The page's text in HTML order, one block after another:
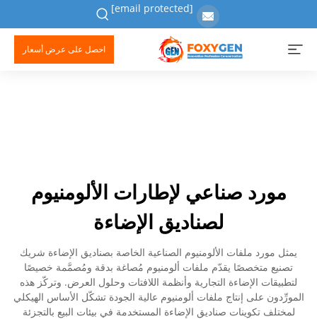
[email protected]
احصل على عرض أسعار
مورد صناعي لإطارات الألومنيوم
لصناديق الإضاءة
يمثل مورد ملفات الألومنيوم الصناعية الخاصة بصناديق الإضاءة شريك
تصنيع متخصصًا يقدّم ملفات ألومنيوم مُصاغة بدقة ومُصمَّمة خصيصًا
لتطبيقات الإضاءة التجارية وأنظمة اللافتات وحلول العرض. وتركّز هذه
المورِّدون على إنتاج ملفات ألومنيوم عالية الجودة تشكّل الأساس الهيكلي
لمختلف تكوينات صناديق الإضاءة المستخدمة في بيئات البيع بالتجزئة